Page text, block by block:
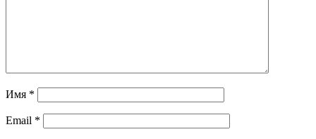
Имя *
Email *